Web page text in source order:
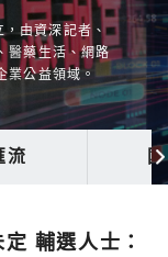
，由資深記者、
醫藥生活、網路
業公益領域。
流
輔選人士：